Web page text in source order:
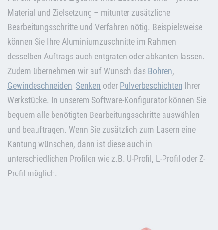
Material und Zielsetzung – mitunter zusätzliche
Bearbeitungsschritte und Verfahren nötig. Beispielsweise
können Sie Ihre Aluminiumzuschnitte im Rahmen
desselben Auftrags auch entgraten oder abkanten lassen.
Zudem übernehmen wir auf Wunsch das Bohren,
Gewindeschneiden, Senken oder Pulverbeschichten Ihrer
Werkstücke. In unserem Software-Konfigurator können Sie
bequem alle benötigten Bearbeitungsschritte auswählen
und beauftragen. Wenn Sie zusätzlich zum Lasern eine
Kantung wünschen, dann ist diese auch in
unterschiedlichen Profilen wie z.B. U-Profil, L-Profil oder Z-
Profil möglich.